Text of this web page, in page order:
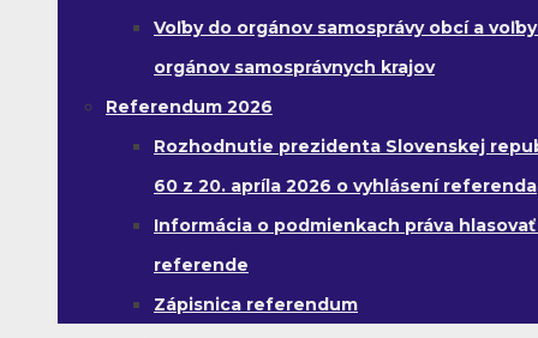
Voľby do orgánov samosprávy obcí a
orgánov samosprávnych krajov
Referendum 2026
Rozhodnutie prezidenta Slovenskej
60 z 20. apríla 2026 o vyhlásení referenda
Informácia o podmienkach práva hlasovať
referende
Zápisnica referendum